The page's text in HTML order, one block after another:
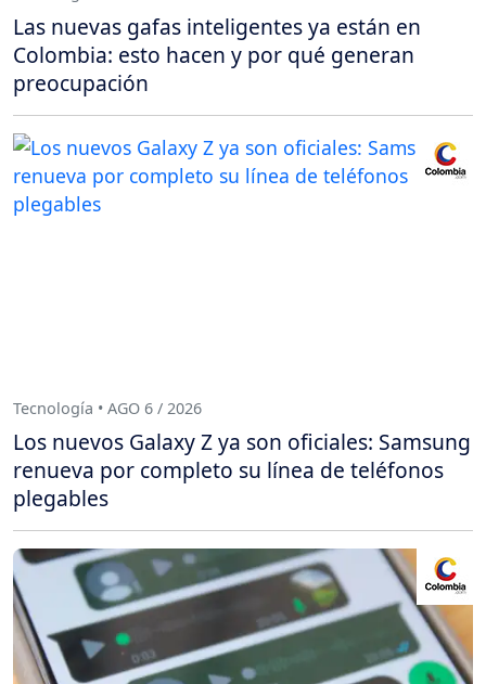
Las nuevas gafas inteligentes ya están en
Colombia: esto hacen y por qué generan
preocupación
Tecnología • AGO 6 / 2026
Los nuevos Galaxy Z ya son oficiales: Samsung
renueva por completo su línea de teléfonos
plegables